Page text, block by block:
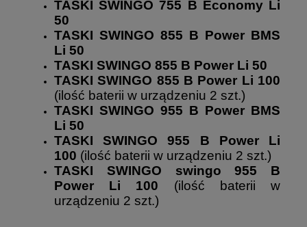
TASKI SWINGO 755 B Economy Li
50
TASKI SWINGO 855 B Power BMS
Li 50
TASKI SWINGO 855 B Power Li 50
TASKI SWINGO 855 B Power Li 100
(ilość baterii w urządzeniu 2 szt.)
TASKI SWINGO 955 B Power BMS
Li 50
TASKI SWINGO 955 B Power Li
100 (ilość baterii w urządzeniu 2 szt.)
TASKI SWINGO swingo 955 B
Power Li 100 (ilość baterii w
urządzeniu 2 szt.)